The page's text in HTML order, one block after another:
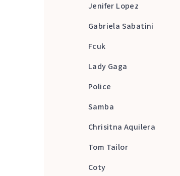
Jenifer Lopez
Gabriela Sabatini
Fcuk
Lady Gaga
Police
Samba
Chrisitna Aquilera
Tom Tailor
Coty